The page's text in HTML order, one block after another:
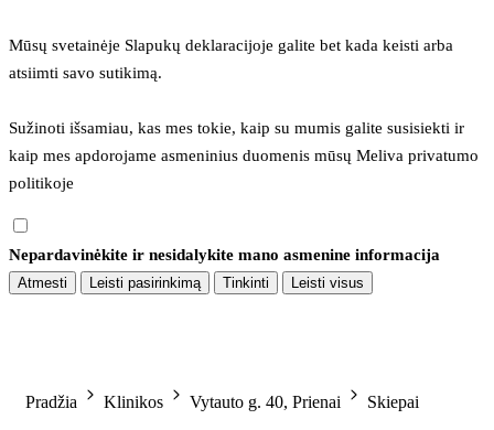
Mūsų svetainėje Slapukų deklaracijoje galite bet kada keisti arba
atsiimti savo sutikimą.
Sužinoti išsamiau, kas mes tokie, kaip su mumis galite susisiekti ir
kaip mes apdorojame asmeninius duomenis mūsų Meliva privatumo
politikoje
Nepardavinėkite ir nesidalykite mano asmenine informacija
Atmesti Leisti pasirinkimą Tinkinti Leisti visus
Pradžia Klinikos Vytauto g. 40, Prienai Skiepai